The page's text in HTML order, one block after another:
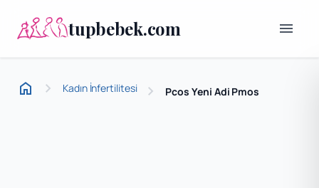
home
Ana Sayfa
chevron_right Kadın İnfertilitesi chevron_right Pcos Yeni Adi Pmos
tupbebek.com menu